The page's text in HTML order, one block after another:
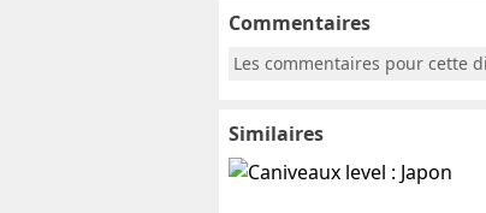
Commentaires
Les commentaires pour cette
Similaires